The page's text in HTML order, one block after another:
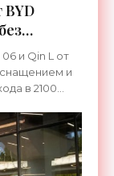
и Qin L от
и
в 2100